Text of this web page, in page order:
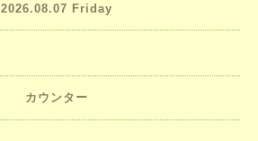
2026.08.07 Friday
カウンター